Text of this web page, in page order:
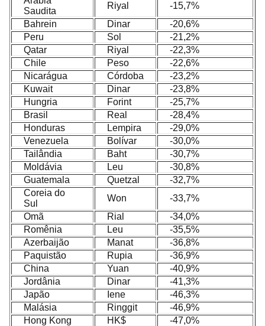
Saudita
Riyal
-15,7%
Bahrein
Dinar
-20,6%
Peru
Sol
-21,2%
Qatar
Riyal
-22,3%
Chile
Peso
-22,6%
Nicarágua
Córdoba
-23,2%
Kuwait
Dinar
-23,8%
Hungria
Forint
-25,7%
Brasil
Real
-28,4%
Honduras
Lempira
-29,0%
Venezuela
Bolívar
-30,0%
Tailândia
Baht
-30,7%
Moldávia
Leu
-30,8%
Guatemala
Quetzal
-32,7%
Coreia do
Sul
Won
-33,7%
Omã
Rial
-34,0%
Romênia
Leu
-35,5%
Azerbaijão
Manat
-36,8%
Paquistão
Rupia
-36,9%
China
Yuan
-40,9%
Jordânia
Dinar
-41,3%
Japão
Iene
-46,3%
Malásia
Ringgit
-46,9%
Hong Kong
HK$
-47,0%